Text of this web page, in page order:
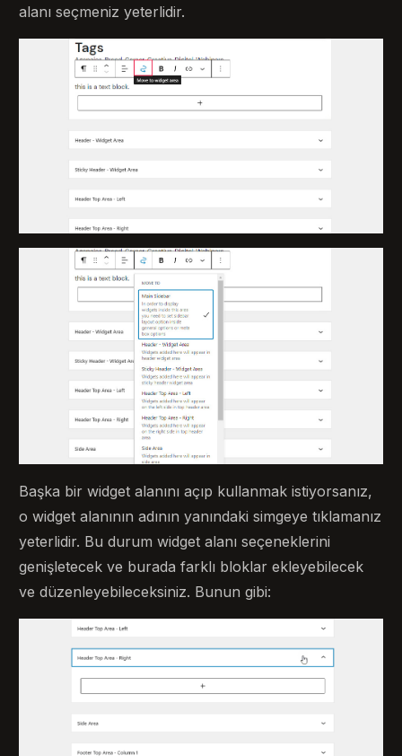
alanı seçmeniz yeterlidir.
Başka bir widget alanını açıp kullanmak istiyorsanız,
o widget alanının adının yanındaki simgeye tıklamanız
yeterlidir. Bu durum widget alanı seçeneklerini
genişletecek ve burada farklı bloklar ekleyebilecek
ve düzenleyebileceksiniz. Bunun gibi: